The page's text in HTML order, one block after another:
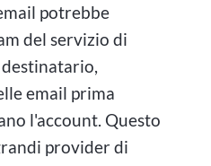
potrebbe
del servizio di
email prima
l'account. Questo
provider di